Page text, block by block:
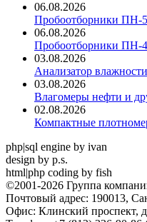
06.08.2026
Пробоотборники ПН-
06.08.2026
Пробоотборники
03.08.2026
Анализатор
03.08.2026
Влагомеры нефти и
02.08.2026
Компактные
php|sql engine by ivan
design by p.s.
html|php coding by fish
©2001-2026 Группа
Почтовый адрес: 190013,
Офис: Клинский проспект,